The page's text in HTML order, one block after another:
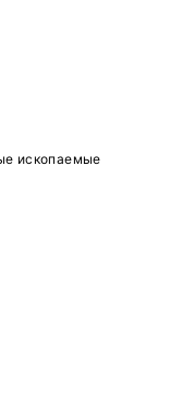
ископаемые